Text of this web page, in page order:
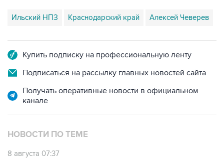
Ильский НПЗ Краснодарский край Алексей Чеверев
Купить подписку на профессиональную ленту
Подписаться на рассылку главных новостей сайта
Получать оперативные новости в официальном
канале
НОВОСТИ ПО ТЕМЕ
8 августа 07:37